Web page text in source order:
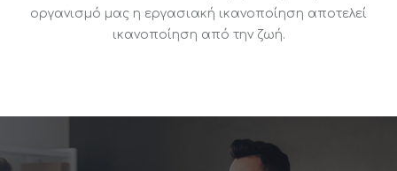
οργανισμό μας η εργασιακή ικανοποίηση αποτελεί
ικανοποίηση από την ζωή.